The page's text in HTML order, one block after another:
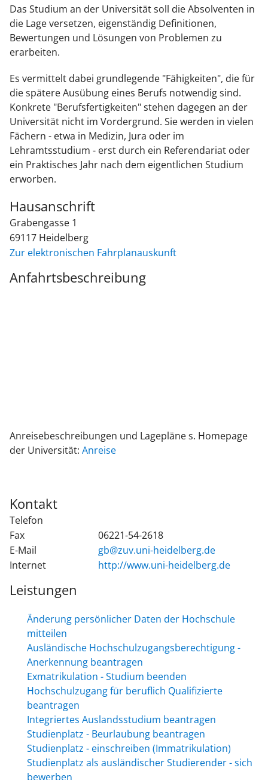
Das Studium an der Universität soll die Absolventen in
die Lage versetzen, eigenständig Definitionen,
Bewertungen und Lösungen von Problemen zu
erarbeiten.
Es vermittelt dabei grundlegende "Fähigkeiten", die für
die spätere Ausübung eines Berufs notwendig sind.
Konkrete "Berufsfertigkeiten" stehen dagegen an der
Universität nicht im Vordergrund. Sie werden in vielen
Fächern - etwa in Medizin, Jura oder im
Lehramtsstudium - erst durch ein Referendariat oder
ein Praktisches Jahr nach dem eigentlichen Studium
erworben.
Hausanschrift
Grabengasse 1
69117 Heidelberg
Zur elektronischen Fahrplanauskunft
Anfahrtsbeschreibung
Anreisebeschreibungen und Lagepläne s. Homepage
der Universität: Anreise
Kontakt
Telefon
Fax
06221-54-2618
E-Mail
gb@zuv.uni-heidelberg.de
Internet
http://www.uni-heidelberg.de
Leistungen
Änderung persönlicher Daten der Hochschule
mitteilen
Ausländische Hochschulzugangsberechtigung -
Anerkennung beantragen
Exmatrikulation - Studium beenden
Hochschulzugang für beruflich Qualifizierte
beantragen
Integriertes Auslandsstudium beantragen
Studienplatz - Beurlaubung beantragen
Studienplatz - einschreiben (Immatrikulation)
Studienplatz als ausländischer Studierender - sich
bewerben